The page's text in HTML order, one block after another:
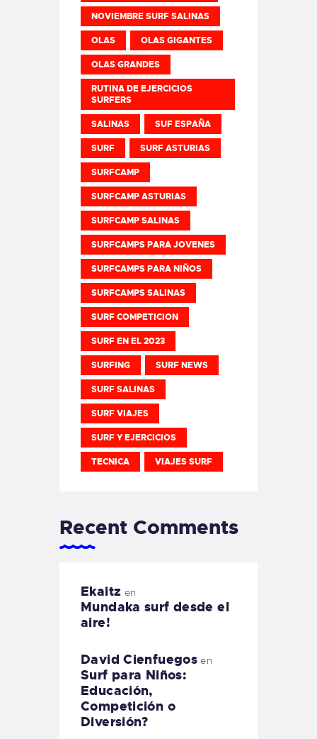
NOVIEMBRE SURF SALINAS
OLAS OLAS GIGANTES
OLAS GRANDES
RUTINA DE EJERCICIOS
SURFERS
SALINAS SUF ESPAÑA
SURF SURF ASTURIAS
SURFCAMP
SURFCAMP ASTURIAS
SURFCAMP SALINAS
SURFCAMPS PARA JOVENES
SURFCAMPS PARA NIÑOS
SURFCAMPS SALINAS
SURF COMPETICION
SURF EN EL 2023
SURFING SURF NEWS
SURF SALINAS
SURF VIAJES
SURF Y EJERCICIOS
TECNICA VIAJES SURF
Recent Comments
Ekaitz en
Mundaka surf desde el
aire!
David Cienfuegos en
Surf para Niños:
Educación,
Competición o
Diversión?